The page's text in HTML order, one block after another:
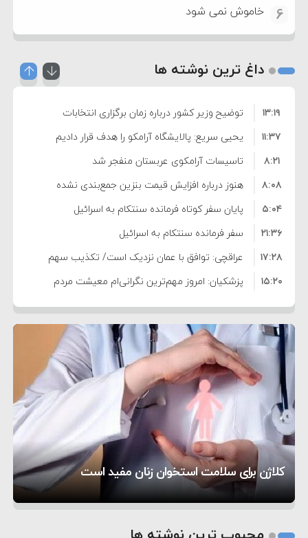
6 خاموش نمی شود
داغ ترین نوشته ها
توضیح وزیر کشور درباره زمان برگزاری انتخابات
شوراها
۱۳:۱۹
یحیی سریع: پالایشگاه آرامکو را هدف قرار دادیم
۱۱:۳۷
تاسیسات آرامکوی عربستان منفجر شد
۸:۲۱
هنوز درباره افزایش قیمت بنزین جمع‌بندی نشده
است/ کالا برگ قطعا افزایش می‌یابد
۸:۰۸
پایان سفر کوتاه فرمانده سنتکام به اسرائیل
۵:۰۴
سفر فرمانده سنتکام به اسرائیل
۲۱:۳۶
عراقچی: توافق با عمان نزدیک است/ تکذیب سهم
۱۱ درصدی ایران از خزر
۱۷:۲۸
پزشکیان: امروز مهم‌ترین نگرانی‌ام معیشت مردم
است
۱۵:۲۰
ترامپ: مذاکرات با تهران خوب پیش می‌رود
۸:۳۶
بازداشت سفیر پیشین فلسطین در لبنان به اتهام
فساد و اختلاس اموال
۱۰:۳۳
حادثه دریایی در نزدیکی سواحل عمان
۵:۱۷
معاون دفتر پزشکیان: ادعای استعفای رئیس‌جمهور
واهی و کذب محض است
زمان و تاریخ مذاکرات آمریکا و ایران هنوز نهایی
نشده است
۲۰:۳۹
وزیر جنگ آمریکا: ماشین جنگی ما آماده حمله
نظامی علیه ایران است
۶:۵۰
موافقت ترامپ با لغو حمله به ایران
۶:۲۱
کلاژن برای سلامت استخوان زنان مفید است
کمک خورشید به رفع ناترازی برق
تحسین کارگردان «جنگ و صلح» از سینمای ایران؛ روایتی
از عشق عمیق به مردم
2